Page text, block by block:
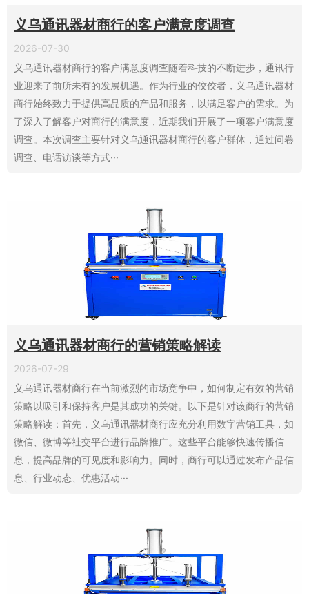
义乌通讯器材商行的客户满意度调查
2026-07-30
义乌通讯器材商行的客户满意度调查随着科技的不断进步，通讯行
业迎来了前所未有的发展机遇。作为行业的佼佼者，义乌通讯器材
商行始终致力于提供高品质的产品和服务，以满足客户的需求。为
了深入了解客户对商行的满意度，近期我们开展了一项客户满意度
调查。本次调查主要针对义乌通讯器材商行的客户群体，通过问卷
调查、电话访谈等方式···
义乌通讯器材商行的营销策略解读
2026-07-29
义乌通讯器材商行在当前激烈的市场竞争中，如何制定有效的营销
策略以吸引和保持客户是其成功的关键。以下是针对该商行的营销
策略解读：首先，义乌通讯器材商行应充分利用数字营销工具，如
微信、微博等社交平台进行品牌推广。这些平台能够快速传播信
息，提高品牌的可见度和影响力。同时，商行可以通过发布产品信
息、行业动态、优惠活动···